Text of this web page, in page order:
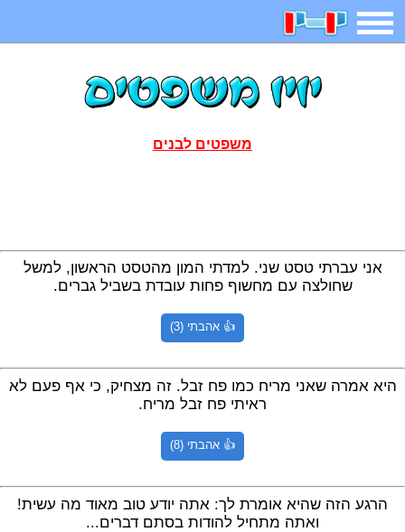
אפליקציות ארץ עיר
איש תלוי מדריכים פוקימון גו מצא הבדלים
טריוויה מגניבים
משפטים לבנים
אני עברתי טסט שני. למדתי המון מהטסט הראשון, למשל
שחולצה עם מחשוף פחות עובדת בשביל גברים.
👍 אהבתי (3)
היא אמרה שאני מריח כמו פח זבל. זה מצחיק, כי אף פעם לא
ראיתי פח זבל מריח.
👍 אהבתי (8)
הרגע הזה שהיא אומרת לך: אתה יודע טוב מאוד מה עשית!
ואתה מתחיל להודות בסתם דברים...